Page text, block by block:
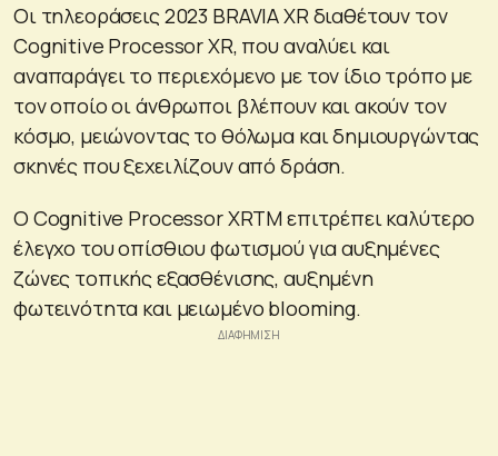
Οι τηλεοράσεις 2023 BRAVIA XR διαθέτουν τον
Cognitive Processor XR, που αναλύει και
αναπαράγει το περιεχόμενο με τον ίδιο τρόπο με
τον οποίο οι άνθρωποι βλέπουν και ακούν τον
κόσμο, μειώνοντας το θόλωμα και δημιουργώντας
σκηνές που ξεχειλίζουν από δράση.
Ο Cognitive Processor XRTM επιτρέπει καλύτερο
έλεγχο του οπίσθιου φωτισμού για αυξημένες
ζώνες τοπικής εξασθένισης, αυξημένη
φωτεινότητα και μειωμένο blooming.